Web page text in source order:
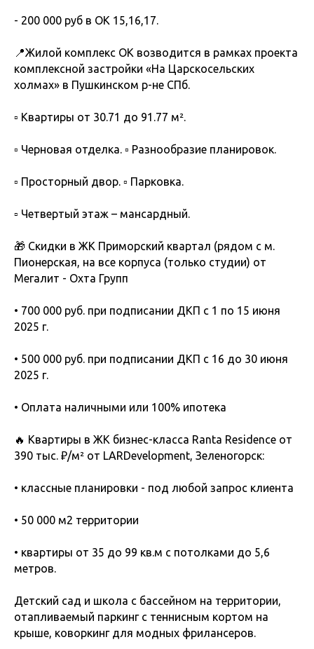
- 200 000 руб в ОК 15,16,17.
📍Жилой комплекс ОК возводится в рамках проекта
комплексной застройки «На Царскосельских
холмах» в Пушкинском р-не СПб.
▫️ Квартиры от 30.71 до 91.77 м².
▫️ Черновая отделка. ▫️ Разнообразие планировок.
▫️ Просторный двор. ▫️ Парковка.
▫️ Четвертый этаж – мансардный.
🎁 Скидки в ЖК Приморский квартал (рядом с м.
Пионерская, на все корпуса (только студии) от
Мегалит - Охта Групп
• 700 000 руб. при подписании ДКП с 1 по 15 июня
2025 г.
• 500 000 руб. при подписании ДКП с 16 до 30 июня
2025 г.
• Оплата наличными или 100% ипотека
🔥 Квартиры в ЖК бизнес-класса Ranta Residence от
390 тыс. ₽/м² от LARDevelopment, Зеленогорск:
• классные планировки - под любой запрос клиента
• 50 000 м2 территории
• квартиры от 35 до 99 кв.м с потолками до 5,6
метров.
Детский сад и школа с бассейном на территории,
отапливаемый паркинг с теннисным кортом на
крыше, коворкинг для модных фрилансеров.